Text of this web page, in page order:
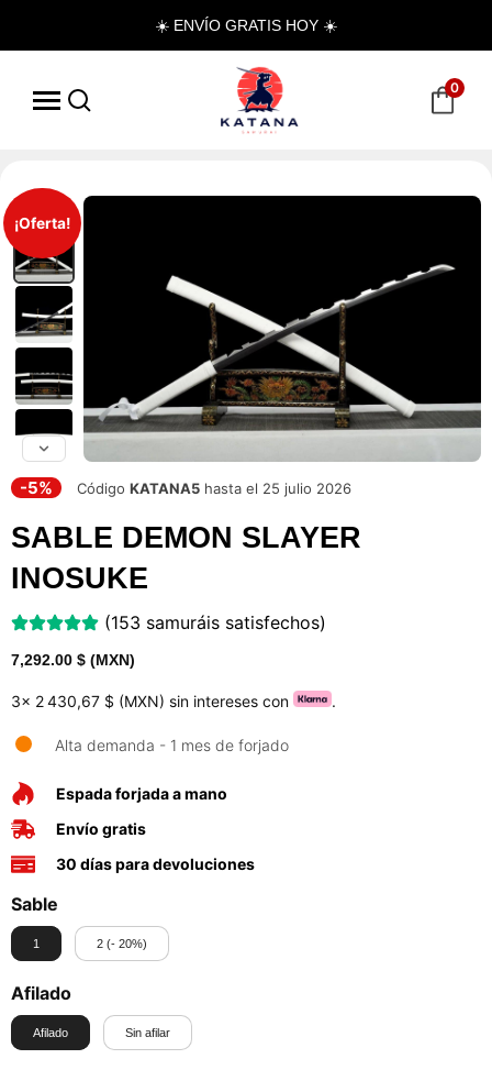
☀️ ENVÍO GRATIS HOY ☀️
0
¡Oferta!
-5% Código KATANA5 hasta el 25 julio 2026
SABLE DEMON SLAYER
INOSUKE
(153 samuráis satisfechos)
7,292.00 $ (MXN)
3x 2 430,67 $ (MXN) sin intereses con .
Alta demanda - 1 mes de forjado
Espada forjada a mano
Envío gratis
30 días para devoluciones
Sable
1 2 (- 20%)
Afilado
Afilado Sin afilar